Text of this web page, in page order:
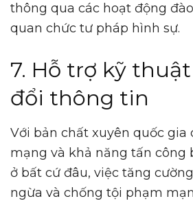
thông qua các hoạt động
quan chức tư pháp hình sự.
7. Hỗ trợ kỹ
đổi thông tin
Với bản chất xuyên quốc gia
mạng và khả năng tấn công
ở bất cứ đâu, việc tăng
ngừa và chống tội phạm